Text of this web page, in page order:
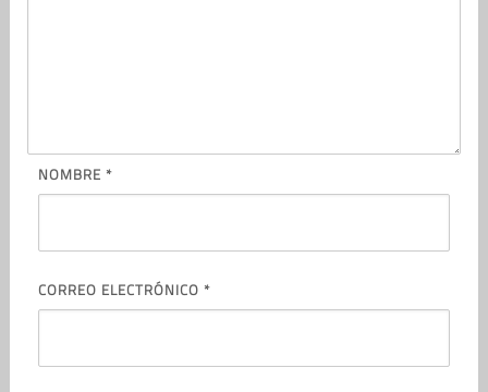
NOMBRE *
CORREO ELECTRÓNICO *